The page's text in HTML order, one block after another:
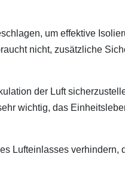
um effektive
nicht, zusätzliche
der Luft
wichtig, das
Lufteinlasses verhindern,